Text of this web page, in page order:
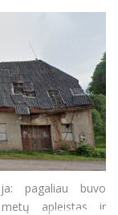
pagaliau buvo
apleistas ir